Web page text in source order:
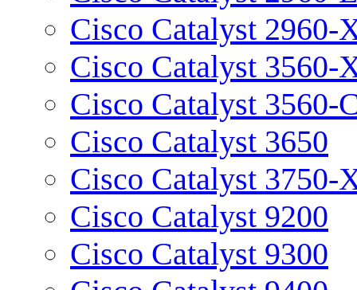
Cisco Catalyst 2960-
Cisco Catalyst 3560-
Cisco Catalyst 3560-
Cisco Catalyst 3650
Cisco Catalyst 3750-
Cisco Catalyst 9200
Cisco Catalyst 9300